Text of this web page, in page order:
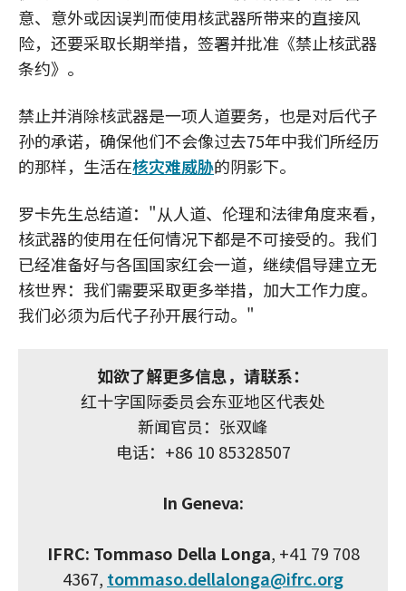
意、意外或因误判而使用核武器所带来的直接风
险，还要采取长期举措，签署并批准《禁止核武器
条约》。
禁止并消除核武器是一项人道要务，也是对后代子
孙的承诺，确保他们不会像过去75年中我们所经历
的那样，生活在核灾难威胁的阴影下。
罗卡先生总结道："从人道、伦理和法律角度来看，
核武器的使用在任何情况下都是不可接受的。我们
已经准备好与各国国家红会一道，继续倡导建立无
核世界：我们需要采取更多举措，加大工作力度。
我们必须为后代子孙开展行动。"
如欲了解更多信息，请联系：
红十字国际委员会东亚地区代表处
新闻官员：张双峰
电话：+86 10 85328507
In Geneva:
IFRC: Tommaso Della Longa, +41 79 708
4367, tommaso.dellalonga@ifrc.org